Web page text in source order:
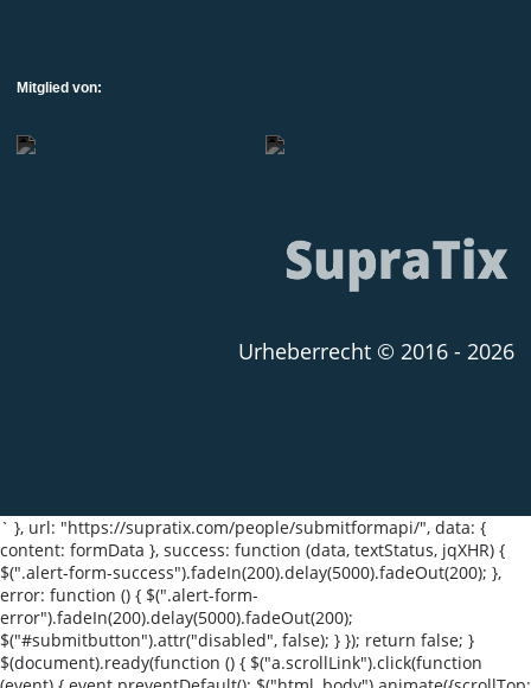
Mitglied von:
Urheberrecht © 2016 - 2026
` }, url: "https://supratix.com/people/submitformapi/", data: {
content: formData }, success: function (data, textStatus, jqXHR) {
$(".alert-form-success").fadeIn(200).delay(5000).fadeOut(200); },
error: function () { $(".alert-form-
error").fadeIn(200).delay(5000).fadeOut(200);
$("#submitbutton").attr("disabled", false); } }); return false; }
$(document).ready(function () { $("a.scrollLink").click(function